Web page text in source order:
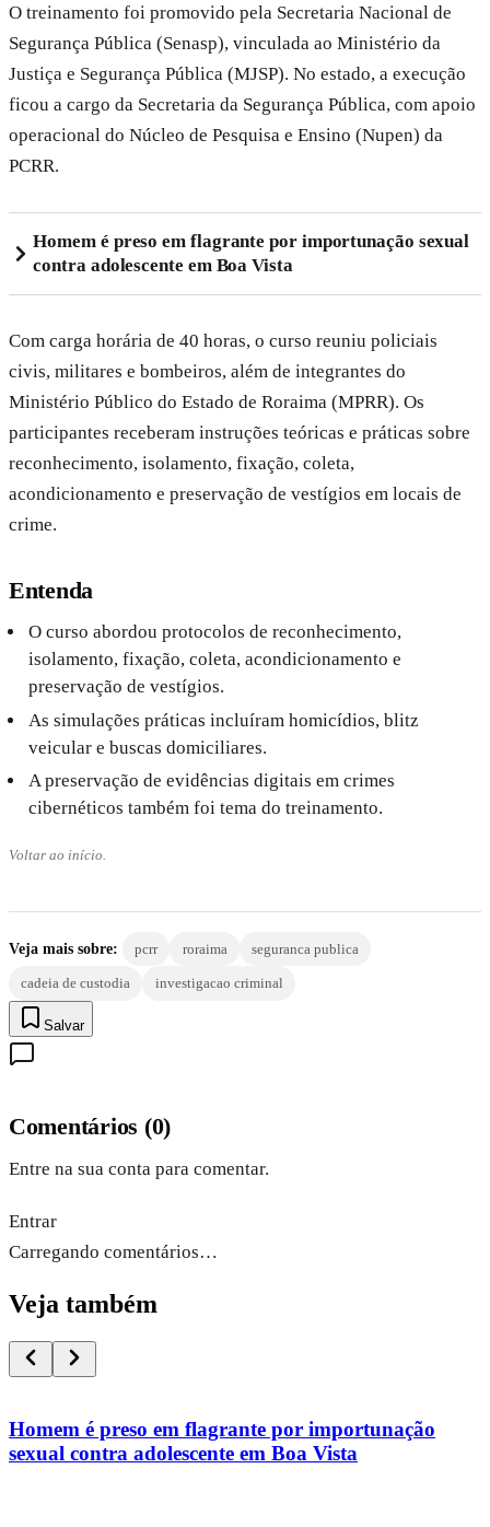
O treinamento foi promovido pela Secretaria Nacional de
Segurança Pública (Senasp), vinculada ao Ministério da
Justiça e Segurança Pública (MJSP). No estado, a execução
ficou a cargo da Secretaria da Segurança Pública, com apoio
operacional do Núcleo de Pesquisa e Ensino (Nupen) da
PCRR.
Homem é preso em flagrante por importunação sexual
contra adolescente em Boa Vista
Com carga horária de 40 horas, o curso reuniu policiais
civis, militares e bombeiros, além de integrantes do
Ministério Público do Estado de Roraima (MPRR). Os
participantes receberam instruções teóricas e práticas sobre
reconhecimento, isolamento, fixação, coleta,
acondicionamento e preservação de vestígios em locais de
crime.
Entenda
O curso abordou protocolos de reconhecimento,
isolamento, fixação, coleta, acondicionamento e
preservação de vestígios.
As simulações práticas incluíram homicídios, blitz
veicular e buscas domiciliares.
A preservação de evidências digitais em crimes
cibernéticos também foi tema do treinamento.
Voltar ao início.
Veja mais sobre: pcrr roraima seguranca publica
cadeia de custodia investigacao criminal
Salvar
Comentários (0)
Entre na sua conta para comentar.
Entrar
Carregando comentários…
Veja também
Homem é preso em flagrante por importunação
sexual contra adolescente em Boa Vista